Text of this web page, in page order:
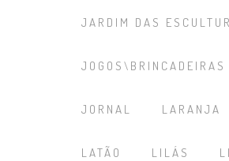
JARDIM DAS
JOGOS\BRINCADEIRAS
JORNAL LARANJA
LATÃO LILÁS